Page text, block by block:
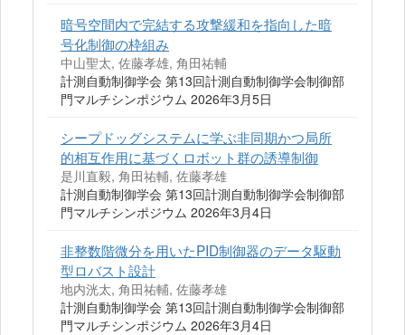
暗号空間内で完結する攻撃緩和を指向した暗
号化制御の枠組み
中山聖太, 佐藤孝雄, 角田祐輔
計測自動制御学会 第13回計測自動制御学会制御部
門マルチシンポジウム 2026年3月5日
シープドッグシステムに学ぶ非同期かつ局所
的相互作用に基づくロボット群の誘導制御
是川直毅, 角田祐輔, 佐藤孝雄
計測自動制御学会 第13回計測自動制御学会制御部
門マルチシンポジウム 2026年3月4日
非整数階微分を用いたPID制御器のデータ駆動
型ロバスト設計
地内洸太, 角田祐輔, 佐藤孝雄
計測自動制御学会 第13回計測自動制御学会制御部
門マルチシンポジウム 2026年3月4日